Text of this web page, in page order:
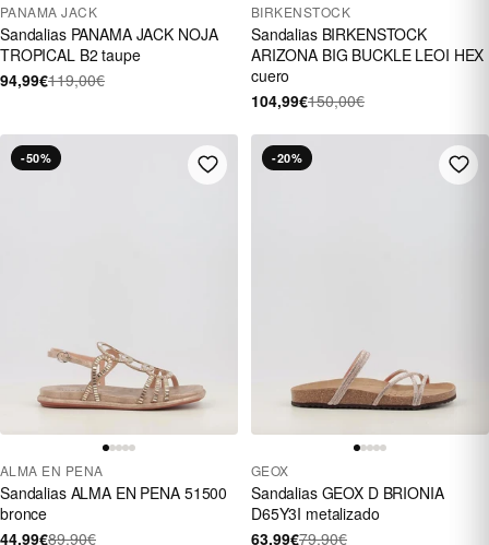
PANAMA JACK
Sandalias PANAMA JACK NOJA
TROPICAL B2 taupe
94,99€119,00€
BIRKENSTOCK
Sandalias BIRKENSTOCK
ARIZONA BIG BUCKLE LEOI HEX
cuero
104,99€150,00€
-50%
ALMA EN PENA
Sandalias ALMA EN PENA 51500
bronce
44,99€89,90€
-20%
GEOX
Sandalias GEOX D BRIONIA
D65Y3I metalizado
63,99€79,90€